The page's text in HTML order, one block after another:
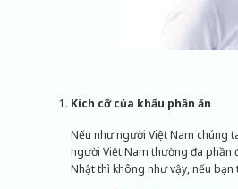
Kích cỡ của khẩu phần ăn
Nếu như người Việt Nam chúng
người Việt Nam thường đa phần
Nhật thì không như vậy, nếu